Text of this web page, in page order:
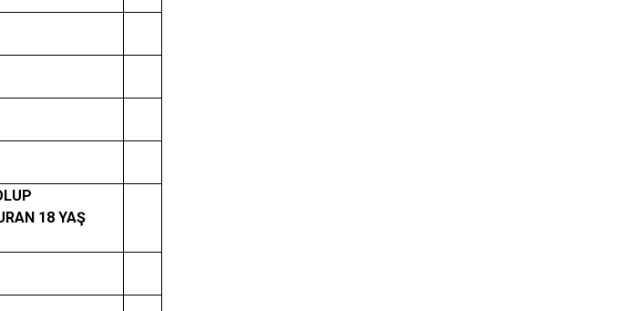
Eleşkirt
Taşlıçay
18 YAŞ